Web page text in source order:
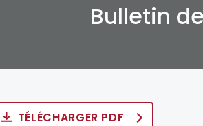
Bulletin
TÉLÉCHARGER PDF